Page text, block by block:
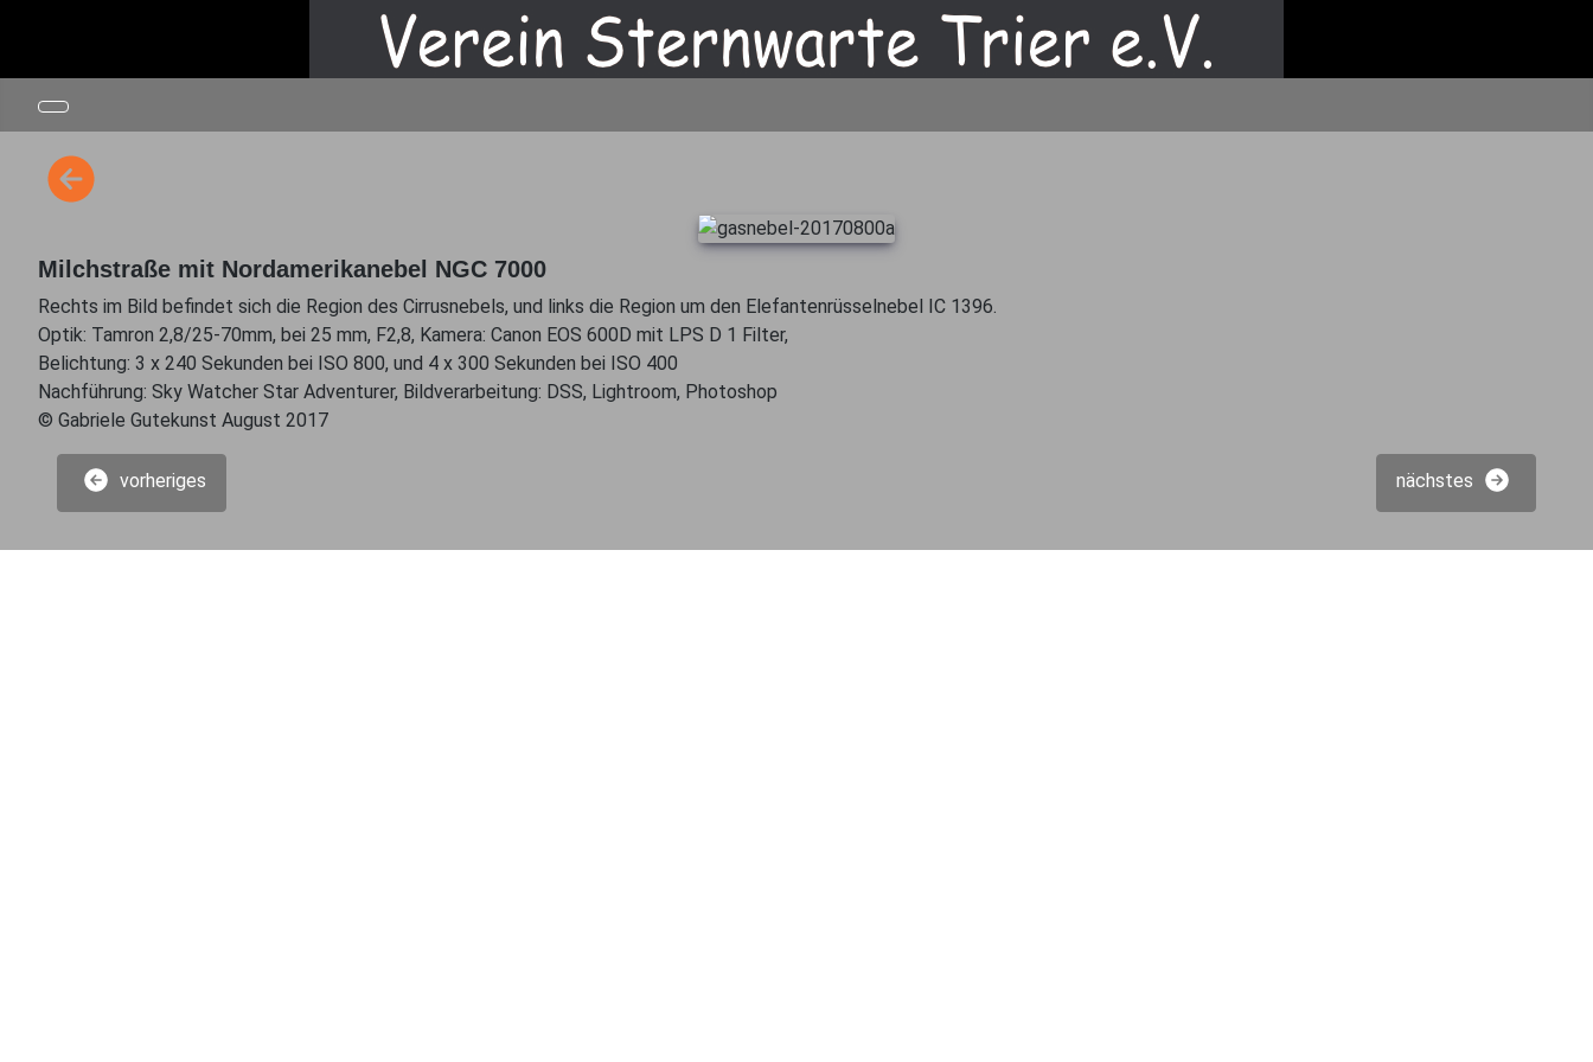
Milchstraße mit Nordamerikanebel NGC 7000
Rechts im Bild befindet sich die Region des Cirrusnebels, und links die Region um den Elefantenrüsselnebel IC 1396.
Optik: Tamron 2,8/25-70mm, bei 25 mm, F2,8, Kamera: Canon EOS 600D mit LPS D 1 Filter,
Belichtung: 3 x 240 Sekunden bei ISO 800, und 4 x 300 Sekunden bei ISO 400
Nachführung: Sky Watcher Star Adventurer, Bildverarbeitung: DSS, Lightroom, Photoshop
© Gabriele Gutekunst August 2017
vorheriges nächstes